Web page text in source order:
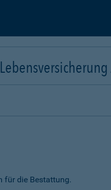
für die Bestattung.